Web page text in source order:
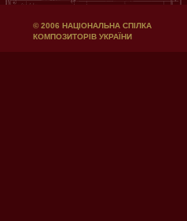
© 2006 НАЦІОНАЛЬНА СПІЛКА
КОМПОЗИТОРІВ УКРАЇНИ